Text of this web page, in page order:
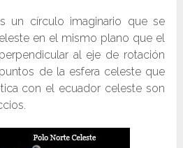
un círculo imaginario que se
en el mismo plano que el
al eje de rotación
de la esfera celeste que
con el ecuador celeste son